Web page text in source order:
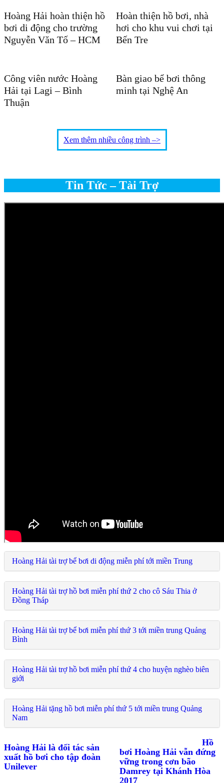
Hoàng Hải hoàn thiện hồ
bơi di động cho trường
Nguyễn Văn Tố – HCM
Hoàn thiện hồ bơi, nhà
hơi cho khu vui chơi tại
Bến Tre
Công viên nước Hoàng
Hải tại Lagi – Bình
Thuận
Bàn giao bể bơi thông
minh tại Nghệ An
Xem thêm nhiều công trình –>
Tin Tức – Tài Trợ
Hoàng Hải tài trợ bể bơi di động miễn phí tới miền Trung
Hoàng Hải tài trợ hồ bơi miễn phí thứ 2 cho cô Sáu Thia ở
Đồng Tháp
Hoàng Hải tài trợ bể bơi miễn phí thứ 3 tới miền trung Quảng
Bình
Hoàng Hải tài trợ hồ bơi miễn phí thứ 4 cho huyện nghèo biên
giới
Hoàng Hải tặng hồ bơi miễn phí thứ 5 tới miền trung Quảng
Nam
Hoàng Hải là đối tác sản
xuất hồ bơi cho tập đoàn
Unilever
Hồ
bơi Hoàng Hải vẫn đứng
vững trong cơn bão
Damrey tại Khánh Hòa
2017